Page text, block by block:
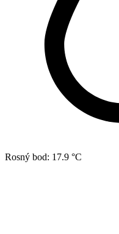
Rosný bod: 17.9 °C